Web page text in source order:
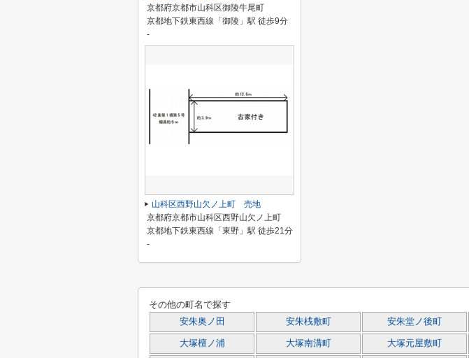
京都府京都市山科区御陵牛尾町
京都地下鉄東西線「御陵」駅 徒歩9分
-
山科区西野山欠ノ上町 売地
京都府京都市山科区西野山欠ノ上町
京都地下鉄東西線「東野」駅 徒歩21分
-
その他の町名で探す
安朱奥ノ田 安朱桟敷町 安朱堂ノ後町
大塚檀ノ浦 大塚南溝町 大塚元屋敷町